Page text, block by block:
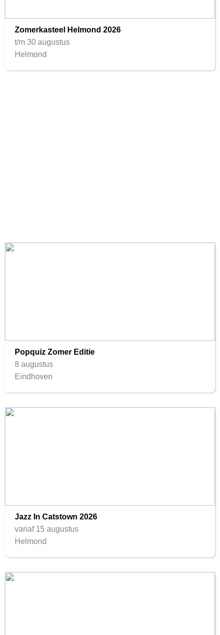
Zomerkasteel Helmond 2026
t/m 30 augustus
Helmond
Popquiz Zomer Editie
8 augustus
Eindhoven
Jazz In Catstown 2026
vanaf 15 augustus
Helmond